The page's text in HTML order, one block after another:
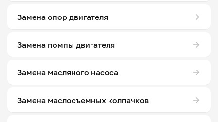
Замена опор двигателя
Замена помпы двигателя
Замена масляного насоса
Замена маслосъемных колпачков